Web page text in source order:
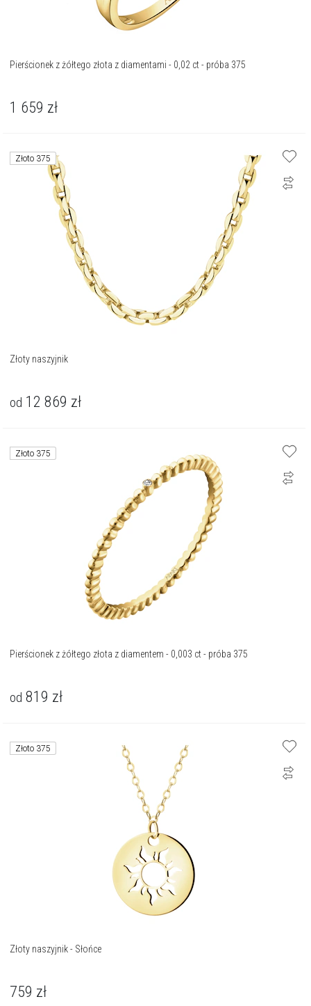
Pierścionek z żółtego złota z diamentami - 0,02 ct - próba 375
1 659 zł
Złoto 375
Złoty naszyjnik
od 12 869 zł
Złoto 375
Pierścionek z żółtego złota z diamentem - 0,003 ct - próba 375
od 819 zł
Złoto 375
Złoty naszyjnik - Słońce
759 zł